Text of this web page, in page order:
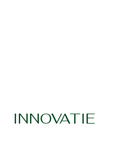
INNOVATIE